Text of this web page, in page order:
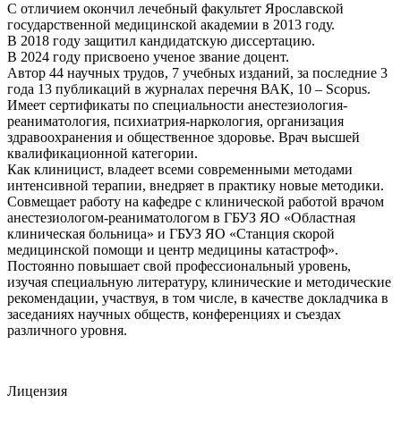
С отличием окончил лечебный факультет Ярославской
государственной медицинской академии в 2013 году.
В 2018 году защитил кандидатскую диссертацию.
В 2024 году присвоено ученое звание доцент.
Автор 44 научных трудов, 7 учебных изданий, за последние 3
года 13 публикаций в журналах перечня ВАК, 10 – Scopus.
Имеет сертификаты по специальности анестезиология-
реаниматология, психиатрия-наркология, организация
здравоохранения и общественное здоровье. Врач высшей
квалификационной категории.
Как клиницист, владеет всеми современными методами
интенсивной терапии, внедряет в практику новые методики.
Совмещает работу на кафедре с клинической работой врачом
анестезиологом-реаниматологом в ГБУЗ ЯО «Областная
клиническая больница» и ГБУЗ ЯО «Станция скорой
медицинской помощи и центр медицины катастроф».
Постоянно повышает свой профессиональный уровень,
изучая специальную литературу, клинические и методические
рекомендации, участвуя, в том числе, в качестве докладчика в
заседаниях научных обществ, конференциях и съездах
различного уровня.
Лицензия